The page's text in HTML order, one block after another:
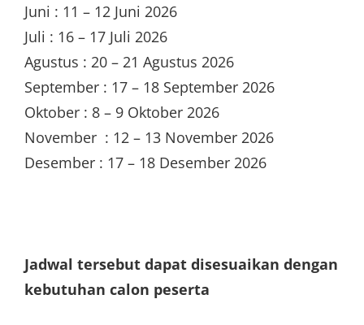
Juni : 11 – 12 Juni 2026
Juli : 16 – 17 Juli 2026
Agustus : 20 – 21 Agustus 2026
September : 17 – 18 September 2026
Oktober : 8 – 9 Oktober 2026
November : 12 – 13 November 2026
Desember : 17 – 18 Desember 2026
Jadwal tersebut dapat disesuaikan dengan
kebutuhan calon peserta